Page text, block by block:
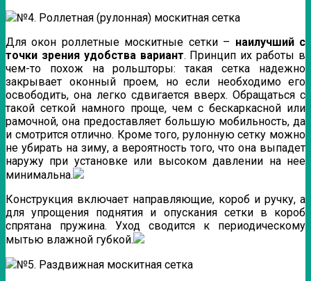
№4. Роллетная (рулонная) москитная сетка
Для окон роллетные москитные сетки – наилучший с
точки зрения удобства вариант. Принцип их работы в
чем-то похож на рольшторы: такая сетка надежно
закрывает оконный проем, но если необходимо его
освободить, она легко сдвигается вверх. Обращаться с
такой сеткой намного проще, чем с бескаркасной или
рамочной, она предоставляет большую мобильность, да
и смотрится отлично. Кроме того, рулонную сетку можно
не убирать на зиму, а вероятность того, что она выпадет
наружу при установке или высоком давлении на нее
минимальна.
Конструкция включает направляющие, короб и ручку, а
для упрощения поднятия и опускания сетки в короб
спрятана пружина. Уход сводится к периодическому
мытью влажной губкой.
№5. Раздвижная москитная сетка